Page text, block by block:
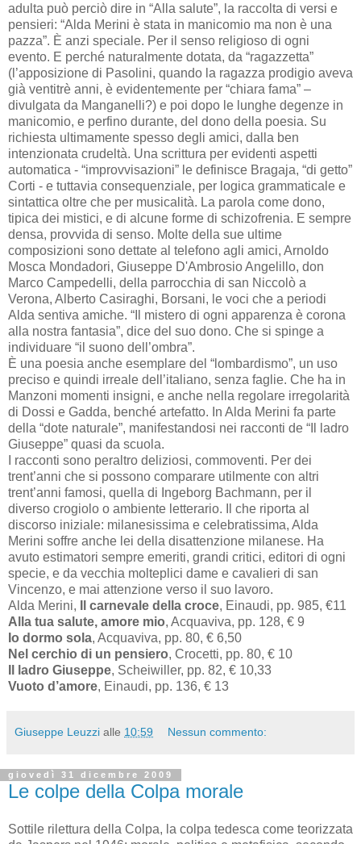
adulta può perciò dire in “Alla salute”, la raccolta di versi e
pensieri: “Alda Merini è stata in manicomio ma non è una
pazza”. È anzi speciale. Per il senso religioso di ogni
evento. E perché naturalmente dotata, da “ragazzetta”
(l’apposizione di Pasolini, quando la ragazza prodigio aveva
già ventitrè anni, è evidentemente per “chiara fama” –
divulgata da Manganelli?) e poi dopo le lunghe degenze in
manicomio, e perfino durante, del dono della poesia. Su
richiesta ultimamente spesso degli amici, dalla ben
intenzionata crudeltà. Una scrittura per evidenti aspetti
automatica - “improvvisazioni” le definisce Bragaja, “di getto”
Corti - e tuttavia consequenziale, per logica grammaticale e
sintattica oltre che per musicalità. La parola come dono,
tipica dei mistici, e di alcune forme di schizofrenia. E sempre
densa, provvida di senso. Molte della sue ultime
composizioni sono dettate al telefono agli amici, Arnoldo
Mosca Mondadori, Giuseppe D'Ambrosio Angelillo, don
Marco Campedelli, della parrocchia di san Niccolò a
Verona, Alberto Casiraghi, Borsani, le voci che a periodi
Alda sentiva amiche. “Il mistero di ogni apparenza è corona
alla nostra fantasia”, dice del suo dono. Che si spinge a
individuare “il suono dell’ombra”.
È una poesia anche esemplare del “lombardismo”, un uso
preciso e quindi irreale dell’italiano, senza faglie. Che ha in
Manzoni momenti insigni, e anche nella regolare irregolarità
di Dossi e Gadda, benché artefatto. In Alda Merini fa parte
della “dote naturale”, manifestandosi nei racconti de “Il ladro
Giuseppe” quasi da scuola.
I racconti sono peraltro deliziosi, commoventi. Per dei
trent’anni che si possono comparare utilmente con altri
trent’anni famosi, quella di Ingeborg Bachmann, per il
diverso crogiolo o ambiente letterario. Il che riporta al
discorso iniziale: milanesissima e celebratissima, Alda
Merini soffre anche lei della disattenzione milanese. Ha
avuto estimatori sempre emeriti, grandi critici, editori di ogni
specie, e da vecchia molteplici dame e cavalieri di san
Vincenzo, e mai attenzione verso il suo lavoro.
Alda Merini,
Il carnevale della croce, Einaudi, pp. 985, €11
Alla tua salute, amore mio, Acquaviva, pp. 128, € 9
Io dormo sola, Acquaviva, pp. 80, € 6,50
Nel cerchio di un pensiero, Crocetti, pp. 80, € 10
Il ladro Giuseppe, Scheiwiller, pp. 82, € 10,33
Vuoto d’amore, Einaudi, pp. 136, € 13
Giuseppe Leuzzi alle 10:59 Nessun commento:
giovedì 31 dicembre 2009
Le colpe della Colpa morale
Sottile rilettura della Colpa, la colpa tedesca come teorizzata